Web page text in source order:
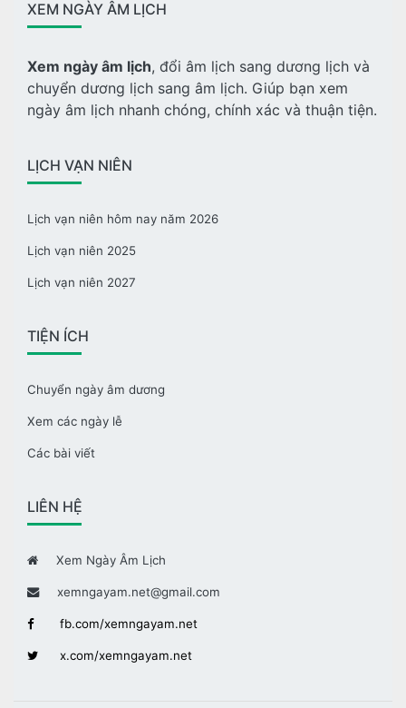
XEM NGÀY ÂM LỊCH
Xem ngày âm lịch, đổi âm lịch sang dương lịch và
chuyển dương lịch sang âm lịch. Giúp bạn xem
ngày âm lịch nhanh chóng, chính xác và thuận tiện.
LỊCH VẠN NIÊN
Lịch vạn niên hôm nay năm 2026
Lịch vạn niên 2025
Lịch vạn niên 2027
TIỆN ÍCH
Chuyển ngày âm dương
Xem các ngày lễ
Các bài viết
LIÊN HỆ
Xem Ngày Âm Lịch
xemngayam.net@gmail.com
fb.com/xemngayam.net
x.com/xemngayam.net